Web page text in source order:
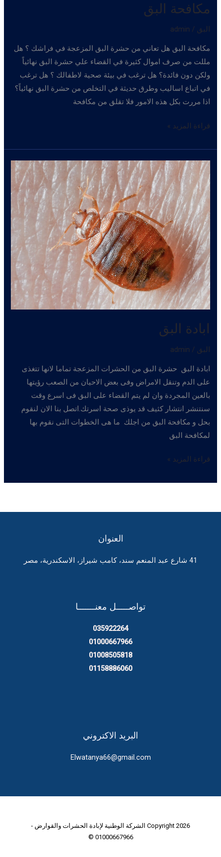
مكافحة البق
البق /
admin
مكافحة البق هل تعاني من حشرة البق المزعجة في فراشك ؟ هل
مللت من صرف اموال كثيرة في القضاء علي حشرة البق نهائياً
ولكن دون فائدة؟ هل ترغب في بيئة صحية لاطفالك ؟ هل ترغب
في اتباع اساليب وطرق حديثة في التخلص من حشرة البق نهائياً؟
اذا مررت بكل هذه الامور فلا تقلق من مكافحة
مكافحة
قراءة المزيد »
ابادة البق
البق /
admin
ابادة البق حشرة البق من الحشرات المزعجة تماما لانها تتغذى
على الدم وتنقل الامراض وفى بعض الاحيان من الصعب رؤيتها
بالعين المجردة وان لم يتم القضاء على البق فى اسرع وقت
سنتنشر انتشار كثيف قد يوذى صحة اسرتك.اتصل بنا الان لنقوم
بحل و مكافحة البق من اجلك ما هى الخطوات التى نقوم بها
لمكافحة البق
ابادة
قراءة المزيد »
العنوان
41 شارع عبد المنعم سند، كامب شيراز، الاسكندرية، مصر
تواصـــــل معنـــــــا
035922264
01000667966
01008505818
01158886060
البريد الاكتروني
Elwatanya66@gmail.com
Copyright 2026 الشركة الوطنية لإبادة الحشرات والقوارض -
01000667966 ©